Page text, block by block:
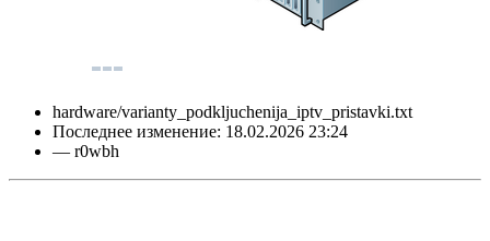
hardware/varianty_podkljuchenija_iptv_pristavki.txt
Последнее изменение: 18.02.2026 23:24
— r0wbh